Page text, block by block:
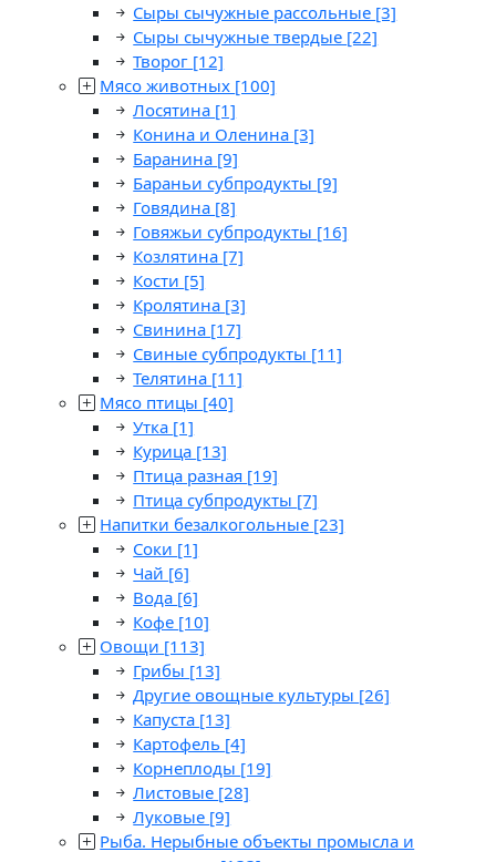
Сыры сычужные рассольные [3]
Сыры сычужные твердые [22]
Творог [12]
Мясо животных [100]
Лосятина [1]
Конина и Оленина [3]
Баранина [9]
Бараньи субпродукты [9]
Говядина [8]
Говяжьи субпродукты [16]
Козлятина [7]
Кости [5]
Кролятина [3]
Свинина [17]
Свиные субпродукты [11]
Телятина [11]
Мясо птицы [40]
Утка [1]
Курица [13]
Птица разная [19]
Птица субпродукты [7]
Напитки безалкогольные [23]
Соки [1]
Чай [6]
Вода [6]
Кофе [10]
Овощи [113]
Грибы [13]
Другие овощные культуры [26]
Капуста [13]
Картофель [4]
Корнеплоды [19]
Листовые [28]
Луковые [9]
Рыба. Нерыбные объекты промысла и